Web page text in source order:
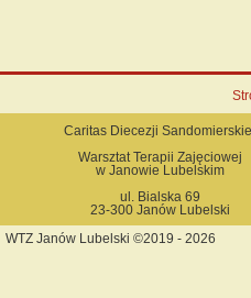
WTZ Janów Lubelski ©2019 - 2026
Caritas Diecezji
Warsztat Terapii Zajęciowej
w Janowie Lubelskim
ul. Bialska 69
23-300 Janów Lubelski